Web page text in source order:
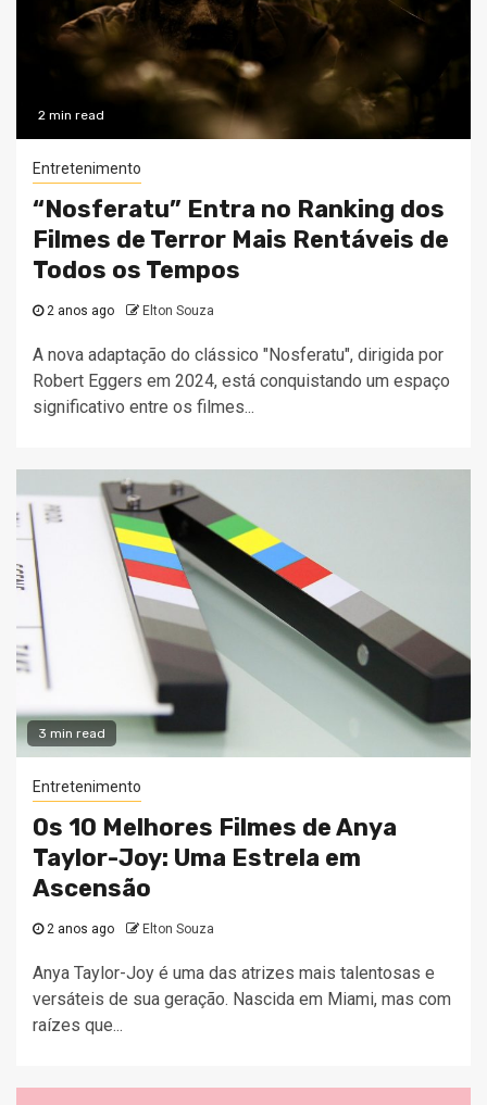
2 min read
Entretenimento
“Nosferatu” Entra no Ranking dos
Filmes de Terror Mais Rentáveis de
Todos os Tempos
2 anos ago Elton Souza
A nova adaptação do clássico "Nosferatu", dirigida por
Robert Eggers em 2024, está conquistando um espaço
significativo entre os filmes...
3 min read
Entretenimento
Os 10 Melhores Filmes de Anya
Taylor-Joy: Uma Estrela em
Ascensão
2 anos ago Elton Souza
Anya Taylor-Joy é uma das atrizes mais talentosas e
versáteis de sua geração. Nascida em Miami, mas com
raízes que...